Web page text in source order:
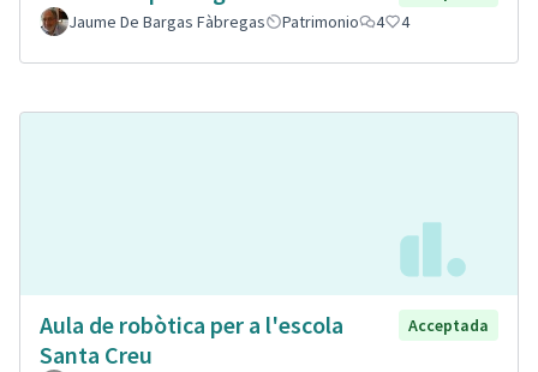
Jaume De Bargas Fàbregas
Patrimonio 4 4
Aula de robòtica per a l'escola
Santa Creu
Acceptada